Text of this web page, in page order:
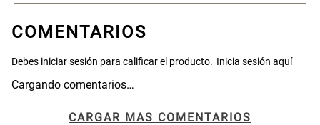
COMENTARIOS
Cargando comentarios…
CARGAR MAS COMENTARIOS